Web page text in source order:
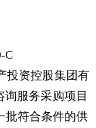
C
投资控股集团有
服务采购项目
批符合条件的供